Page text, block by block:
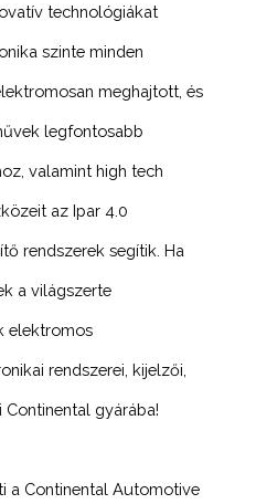
technológiákat
szinte minden
meghajtott, és
legfontosabb
valamint high tech
az Ipar 4.0
rendszerek segítik. Ha
a világszerte
elektromos
rendszerei, kijelzői,
gyárába!
a Continental Automotive